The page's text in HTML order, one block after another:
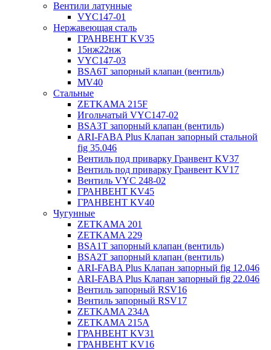
Вентили латунные
VYC147-01
Нержавеющая сталь
ГРАНВЕНТ KV35
15нж22нж
VYC147-03
BSA6T запорный клапан (вентиль)
MV40
Стальные
ZETKAMA 215F
Игольчатый VYC147-02
BSA3T запорный клапан (вентиль)
ARI-FABA Plus Клапан запорный стальной
fig 35.046
Вентиль под приварку Гранвент KV37
Вентиль под приварку Гранвент KV17
Вентиль VYC 248-02
ГРАНВЕНТ KV45
ГРАНВЕНТ KV40
Чугунные
ZETKAMA 201
ZETKAMA 229
BSA1T запорный клапан (вентиль)
BSA2T запорный клапан (вентиль)
ARI-FABA Plus Клапан запорный fig 12.046
ARI-FABA Plus Клапан запорный fig 22.046
Вентиль запорный RSV16
Вентиль запорный RSV17
ZETKAMA 234A
ZETKAMA 215A
ГРАНВЕНТ KV31
ГРАНВЕНТ KV16